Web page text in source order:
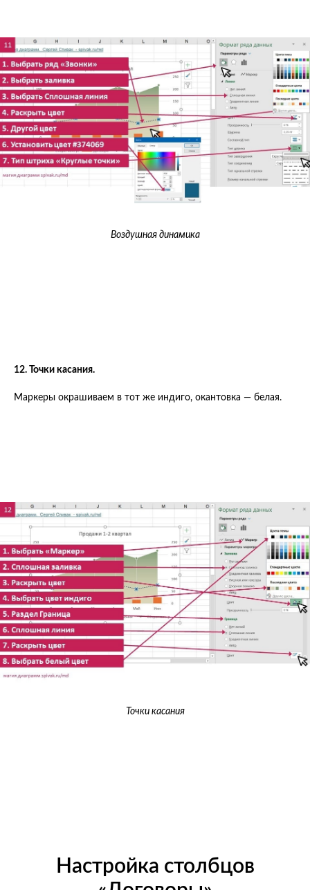
Воздушная динамика
12. Точки касания.
Маркеры окрашиваем в тот же индиго, окантовка — белая.
Точки касания
Настройка столбцов